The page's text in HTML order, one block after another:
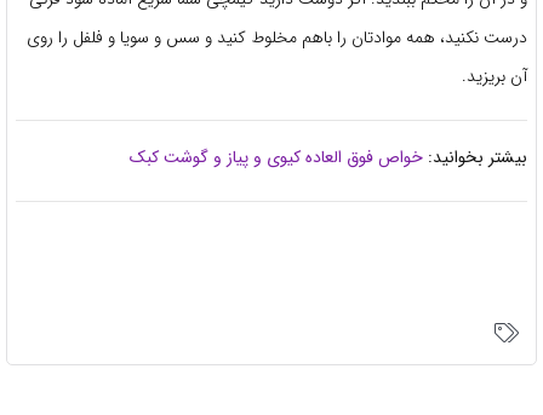
درست نکنید، همه موادتان را باهم مخلوط کنید و سس و سویا و فلفل را روی
آن بریزید.
بیشتر بخوانید: خواص فوق العاده کیوی و پیاز و گوشت کبک